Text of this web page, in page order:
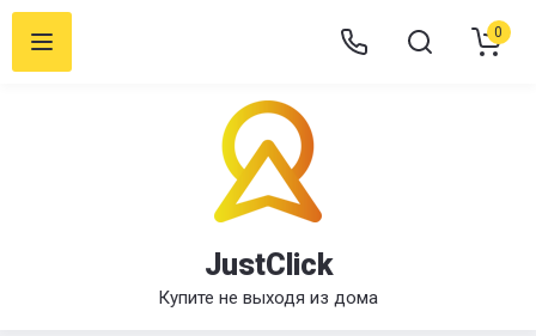
JustClick
Купите не выходя из дома
0